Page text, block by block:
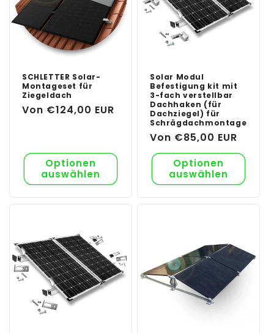
SCHLETTER Solar-
Montageset für
Ziegeldach
Normaler
Von €124,00 EUR
Optionen
auswählen
Solar Modul
Befestigung kit mit
3-fach verstellbar
Dachhaken (für
Dachziegel) für
Schrägdachmontage
Normaler
Preis
Von €85,00 EUR
Optionen
auswählen